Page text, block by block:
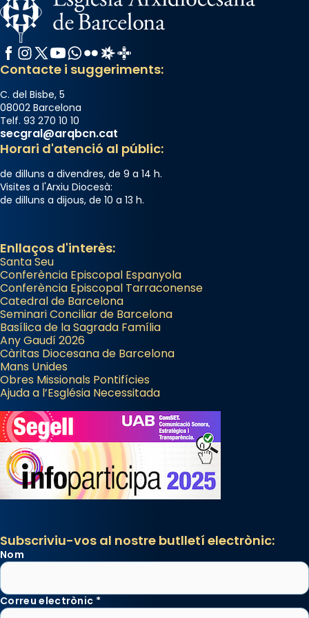
«A Raïms de Sant Jaume, raïms aigualits;
raïms de setembre te'n llepes els dits»,
segons una dita popular.
Photo
View on Facebook
Facebook
Instagram
X / Twitter
YouTube
WhatsApp
FlickrRadio Estel
Catalunya Cristiana
Contacte i suggeriments:
C. del Bisbe, 5
08002 Barcelona
Telf. 93 270 10 10
secgral@arqbcn.cat
Horari d'atenció al públic:
de dilluns a divendres, de 9 a 14 h.
Visites a l'Arxiu Diocesà:
de dilluns a dijous, de 10 a 13 h.
Enllaços d'interès:
Santa Seu
Conferència Episcopal Espanyola
Conferència Episcopal Tarraconense
Catedral de Barcelona
Seminari Conciliar de Barcelona
Basílica de la Sagrada Família
Any Gaudí 2026
Càritas Diocesana de Barcelona
Mans Unides
Obres Missionals Pontifícies
Ajuda a l’Església Necessitada
Subscriviu-vos al nostre butlletí electrònic:
Nom
Correu electrònic *